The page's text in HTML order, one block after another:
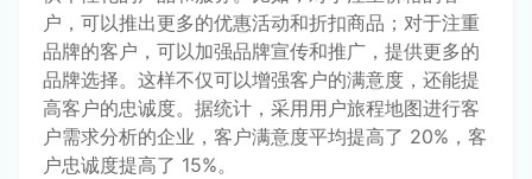
户，可以推出更多的优惠活动和折扣商品；对于注重
品牌的客户，可以加强品牌宣传和推广，提供更多的
品牌选择。这样不仅可以增强客户的满意度，还能提
高客户的忠诚度。据统计，采用用户旅程地图进行客
户需求分析的企业，客户满意度平均提高了 20%，客
户忠诚度提高了 15%。